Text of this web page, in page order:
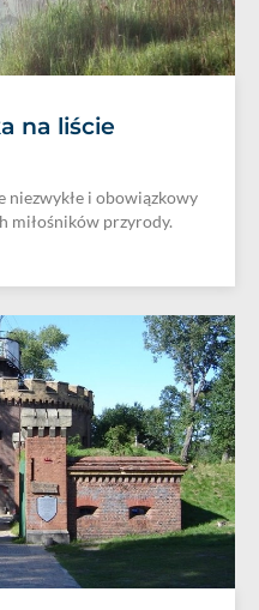
na liście
niezwykłe i obowiązkowy
miłośników przyrody.